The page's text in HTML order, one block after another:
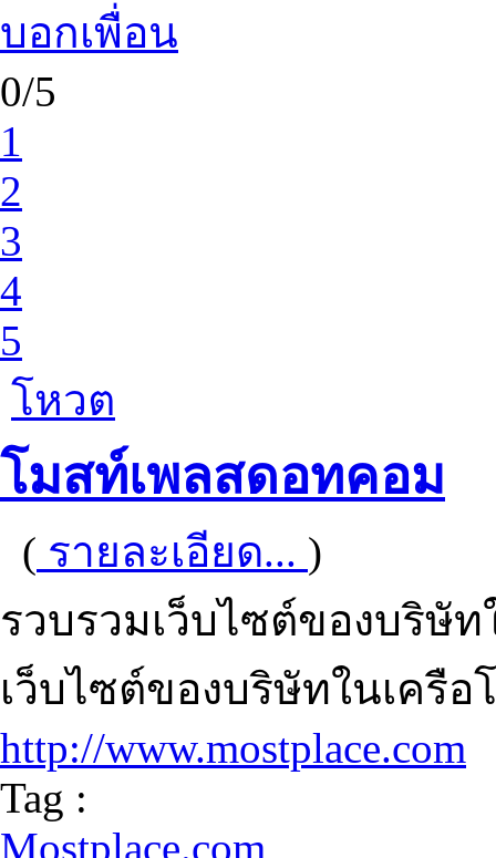
บอกเพื่อน
0/5
1
2
3
4
5
โหวต
โมสท์เพลสดอทคอม
( รายละเอียด... )
รวบรวมเว็บไซต์ของบริษั
เว็บไซต์ของบริษัทในเครื
http://www.mostplace.com
Tag :
Mostplace.com